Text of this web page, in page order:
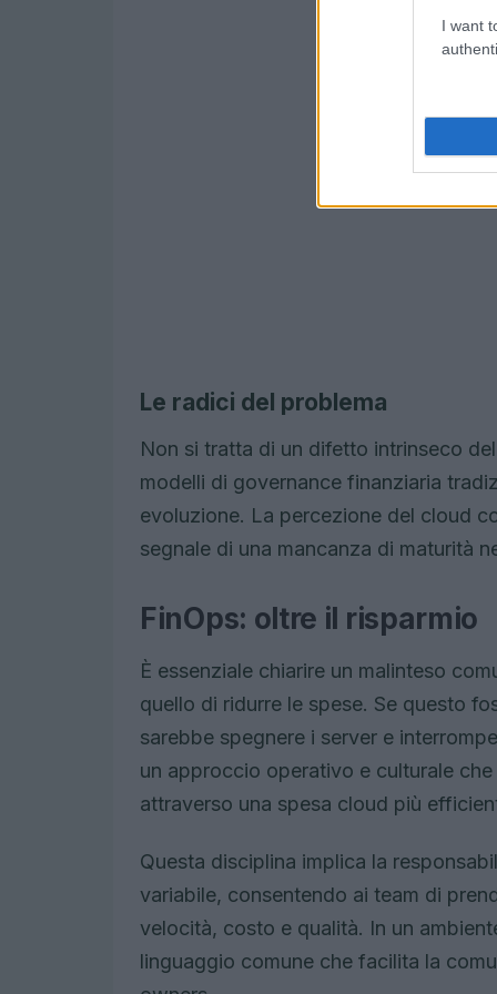
I want
Le radici del problema
Non si tratta di un difetto intrinseco
modelli di governance finanziaria
evoluzione. La percezione del cloud
segnale di una mancanza di maturità
FinOps: oltre il risparmio
È essenziale chiarire un malinteso
quello di ridurre le spese. Se questo
sarebbe spegnere i server e
un approccio operativo e culturale
attraverso una spesa cloud più
Questa disciplina implica la
variabile, consentendo ai team di
velocità, costo e qualità. In un
linguaggio comune che facilita la